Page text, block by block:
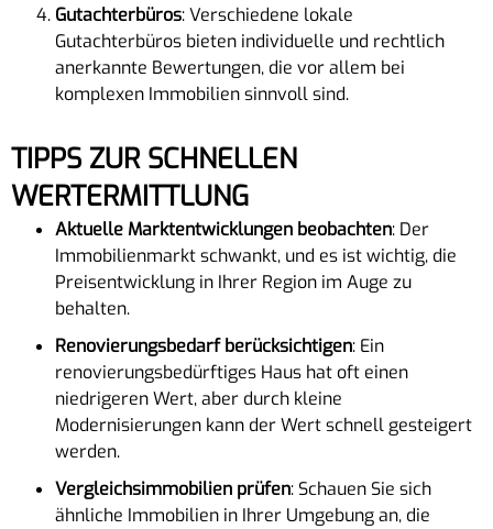
Gutachterbüros: Verschiedene lokale
Gutachterbüros bieten individuelle und rechtlich
anerkannte Bewertungen, die vor allem bei
komplexen Immobilien sinnvoll sind.
TIPPS ZUR SCHNELLEN
WERTERMITTLUNG
Aktuelle Marktentwicklungen beobachten: Der
Immobilienmarkt schwankt, und es ist wichtig, die
Preisentwicklung in Ihrer Region im Auge zu
behalten.
Renovierungsbedarf berücksichtigen: Ein
renovierungsbedürftiges Haus hat oft einen
niedrigeren Wert, aber durch kleine
Modernisierungen kann der Wert schnell gesteigert
werden.
Vergleichsimmobilien prüfen: Schauen Sie sich
ähnliche Immobilien in Ihrer Umgebung an, die